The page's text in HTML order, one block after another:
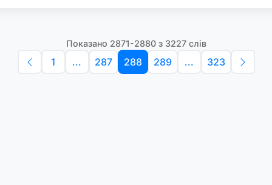
Показано 2871-2880 з 3227 слів
1 ... 287 288 289 ... 323